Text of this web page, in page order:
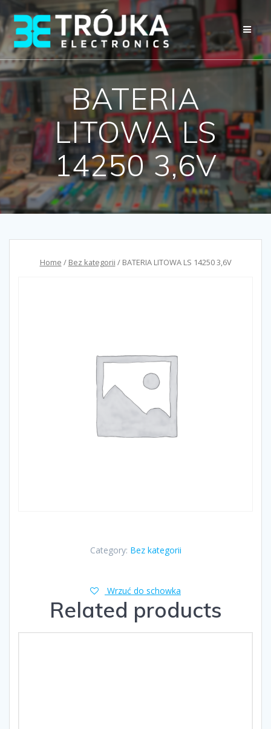
Przejdź
do
treści
BATERIA
LITOWA LS
14250 3,6V
Home / Bez kategorii / BATERIA LITOWA LS 14250 3,6V
Category: Bez kategorii
Wrzuć do schowka
Related products